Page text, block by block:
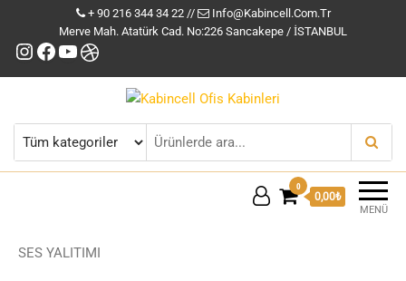
+ 90 216 344 34 22 //
Info@kabincell.com.tr
Merve Mah. Atatürk Cad. No:226 Sancakepe / İSTANBUL
Instagram
Facebook
YouTube
Dribbble
Kabincell Ofis Kabinleri
MENÜ
0
0,00₺
SES YALITIMI